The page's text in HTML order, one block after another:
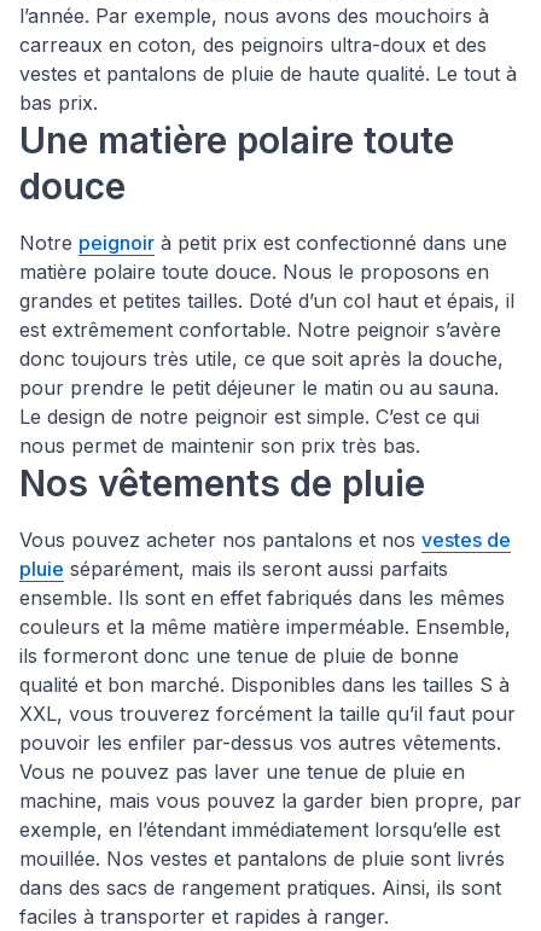
l’année. Par exemple, nous avons des mouchoirs à
carreaux en coton, des peignoirs ultra-doux et des
vestes et pantalons de pluie de haute qualité. Le tout à
bas prix.
Une matière polaire toute
douce
Notre peignoir à petit prix est confectionné dans une
matière polaire toute douce. Nous le proposons en
grandes et petites tailles. Doté d’un col haut et épais, il
est extrêmement confortable. Notre peignoir s’avère
donc toujours très utile, ce que soit après la douche,
pour prendre le petit déjeuner le matin ou au sauna.
Le design de notre peignoir est simple. C’est ce qui
nous permet de maintenir son prix très bas.
Nos vêtements de pluie
Vous pouvez acheter nos pantalons et nos vestes de
pluie séparément, mais ils seront aussi parfaits
ensemble. Ils sont en effet fabriqués dans les mêmes
couleurs et la même matière imperméable. Ensemble,
ils formeront donc une tenue de pluie de bonne
qualité et bon marché. Disponibles dans les tailles S à
XXL, vous trouverez forcément la taille qu’il faut pour
pouvoir les enfiler par-dessus vos autres vêtements.
Vous ne pouvez pas laver une tenue de pluie en
machine, mais vous pouvez la garder bien propre, par
exemple, en l’étendant immédiatement lorsqu’elle est
mouillée. Nos vestes et pantalons de pluie sont livrés
dans des sacs de rangement pratiques. Ainsi, ils sont
faciles à transporter et rapides à ranger.